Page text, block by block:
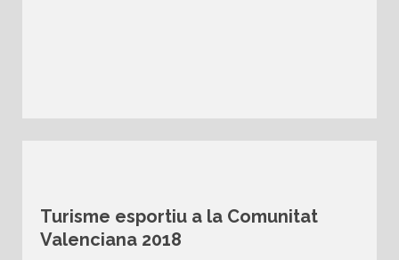
Turisme esportiu a la Comunitat
Valenciana 2018